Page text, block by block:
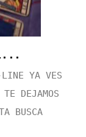
LINE YA VES
DEJAMOS
BUSCA